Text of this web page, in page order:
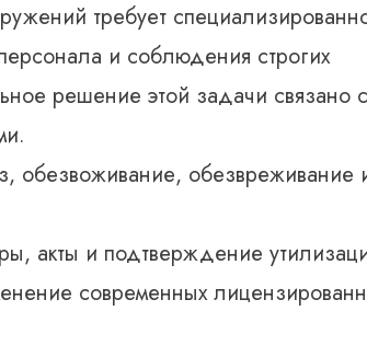
требует
и соблюдения строгих
решение этой задачи связано
обезвоживание, обезвреживание
акты и подтверждение
современных